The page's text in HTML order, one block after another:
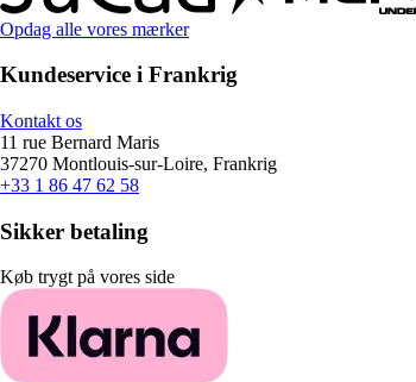
Opdag alle vores mærker
Kundeservice i Frankrig
Kontakt os
11 rue Bernard Maris
37270 Montlouis-sur-Loire, Frankrig
+33 1 86 47 62 58
Sikker betaling
Køb trygt på vores side